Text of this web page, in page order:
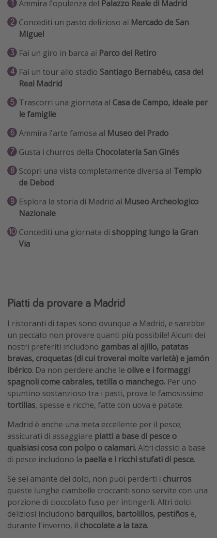
Ammira l'opulenza del Palazzo Reale di Madrid
Concediti un pasto delizioso al Mercado de San
Miguel
Fai un giro in barca al Parco del Retiro
Fai un tour allo stadio Santiago Bernabéu, casa del
Real Madrid
Trascorri una giornata al Casa de Campo, ideale per
le famiglie
Ammira l'arte famosa al Museo del Prado
Gusta i churros della Chocolatería San Ginés
Scopri una vista completamente diversa al Templo
de Debod
Esplora la storia di Madrid al Museo Archeologico
Nazionale
Concediti una giornata di shopping lungo la Gran
Via
Piatti da provare a Madrid
I ristoranti di tapas sono ovunque a Madrid, e sarebbe
un peccato non provare quanti più possibile! Alcuni dei
nostri preferiti includono gambas al ajillo, patatas
bravas, croquetas (di cui troverai molte varietà) e jamón
ibérico. Da non perdere anche le olive e i formaggi
spagnoli come cabrales, tetilla o manchego. Per uno
spuntino sostanzioso tra i pasti, prova le famosissime
tortillas, spesse e ricche, fatte con uova e patate.
Madrid è anche una meta eccellente per il pesce;
assicurati di assaggiare piatti a base di pesce o
qualsiasi cosa con polpo o calamari.Altri classici a base
di pesce includono la paella e i ricchi stufati di pesce.
Se sei amante dei dolci, non puoi perderti i churros:
queste lunghe ciambelle croccanti sono servite con una
porzione di cioccolato fuso per intingerli. Altri dolci
deliziosi includono barquillos, bartolillos, pestiños e,
durante l'inverno, il chocolate a la taza.